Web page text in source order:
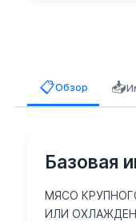
📋Обзор 📥
Базовая
МЯСО
ИЛИ